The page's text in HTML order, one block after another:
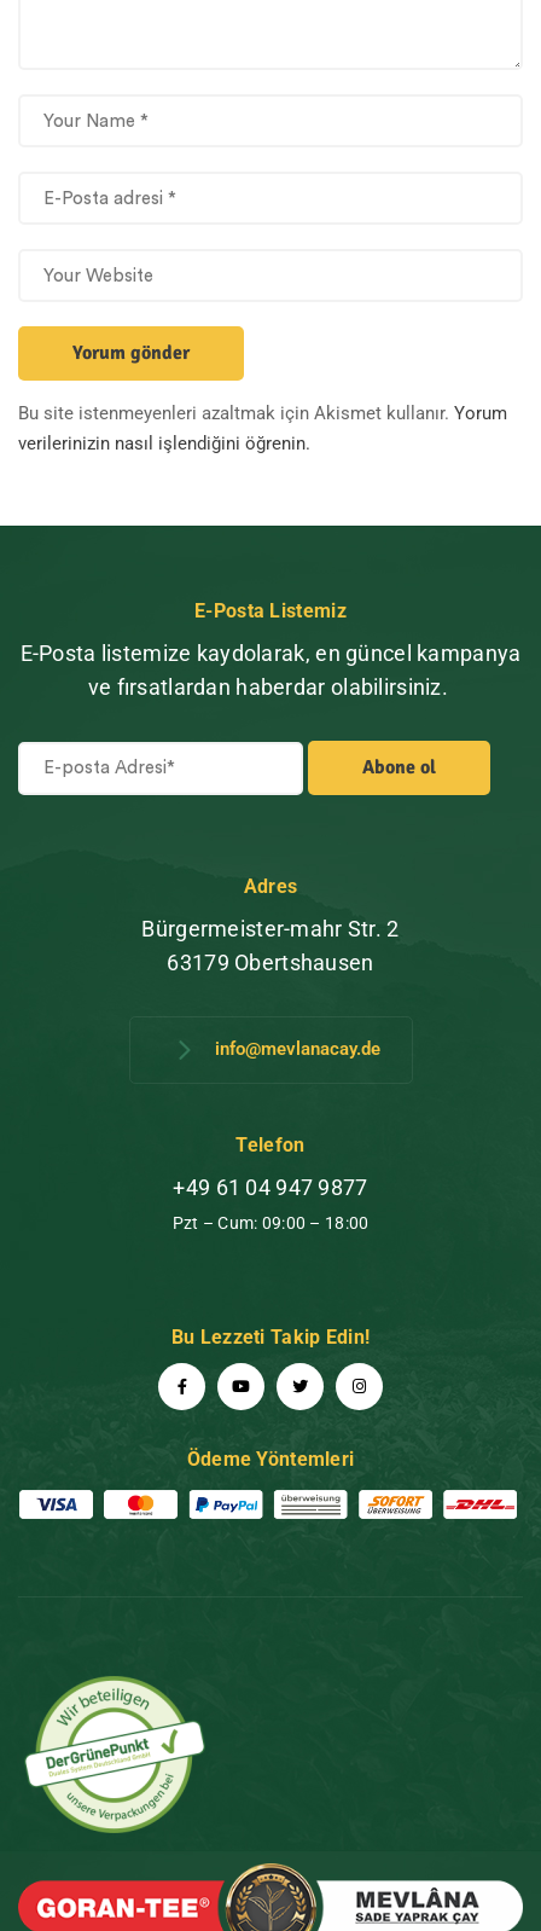
Bu site istenmeyenleri azaltmak için Akismet kullanır. Yorum
verilerinizin nasıl işlendiğini öğrenin.
E-Posta Listemiz
E-Posta listemize kaydolarak, en güncel kampanya
ve fırsatlardan haberdar olabilirsiniz.
Adres
Bürgermeister-mahr Str. 2
63179 Obertshausen
info@mevlanacay.de
Telefon
+49 61 04 947 9877
Pzt – Cum: 09:00 – 18:00
Bu Lezzeti Takip Edin!
Ödeme Yöntemleri